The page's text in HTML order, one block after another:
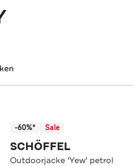
-60%* Sale
SCHÖFFEL
Outdoorjacke 'Yew' petrol